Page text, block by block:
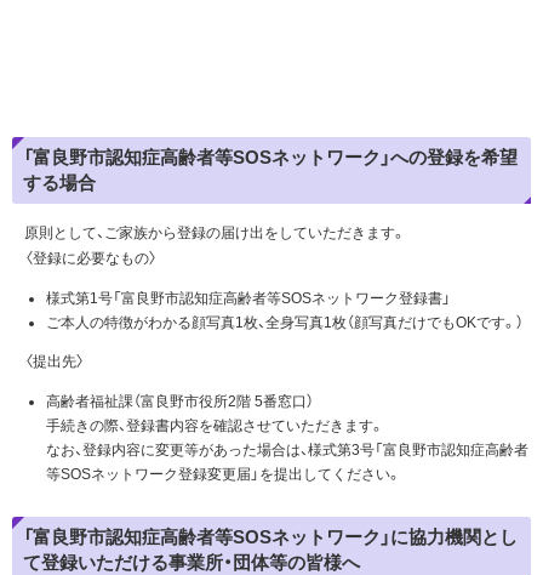
「富良野市認知症高齢者等SOSネットワーク」への登録を希望
する場合
原則として、ご家族から登録の届け出をしていただきます。
〈登録に必要なもの〉
様式第1号「富良野市認知症高齢者等SOSネットワーク登録書」
ご本人の特徴がわかる顔写真1枚、全身写真1枚（顔写真だけでもOKです。）
〈提出先〉
高齢者福祉課（富良野市役所2階 5番窓口）
手続きの際、登録書内容を確認させていただきます。
なお、登録内容に変更等があった場合は、様式第3号「富良野市認知症高齢者
等SOSネットワーク登録変更届」を提出してください。
「富良野市認知症高齢者等SOSネットワーク」に協力機関とし
て登録いただける事業所・団体等の皆様へ